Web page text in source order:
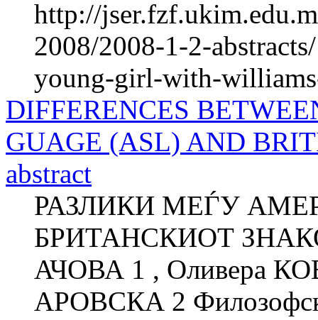
http://
2008/2008-1-2-
young-girl-with-
DIFFERENCES
GUAGE (ASL) AND
abstract
РАЗЛИКИ МЕЃУ
БРИТАНСКИОТ
АЧОВА 1 , Оливера
АРОВСКА 2